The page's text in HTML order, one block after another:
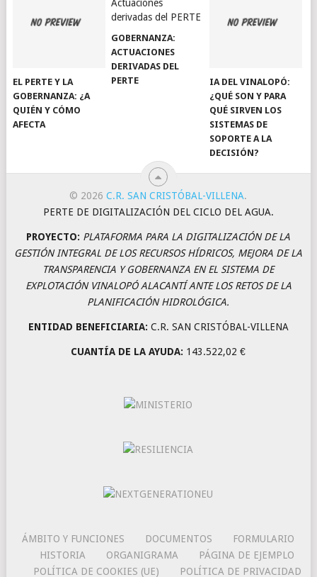
EL PERTE Y LA
GOBERNANZA: ¿A
QUIÉN Y CÓMO
AFECTA
GOBERNANZA:
ACTUACIONES
DERIVADAS DEL
PERTE
IA DEL VINALOPÓ:
¿QUÉ SON Y PARA
QUÉ SIRVEN LOS
SISTEMAS DE
SOPORTE A LA
DECISIÓN?
© 2026C.R. SAN CRISTÓBAL-VILLENA.
PERTE DE DIGITALIZACIÓN DEL CICLO DEL AGUA.
PROYECTO: PLATAFORMA PARA LA DIGITALIZACIÓN DE LA
GESTIÓN INTEGRAL DE LOS RECURSOS HÍDRICOS, MEJORA DE LA
TRANSPARENCIA Y GOBERNANZA EN EL SISTEMA DE
EXPLOTACIÓN VINALOPÓ ALACANTÍ ANTE LOS RETOS DE LA
PLANIFICACIÓN HIDROLÓGICA.
ENTIDAD BENEFICIARIA: C.R. SAN CRISTÓBAL-VILLENA
CUANTÍA DE LA AYUDA: 143.522,02 €
ÁMBITO Y FUNCIONES DOCUMENTOS
FORMULARIO
HISTORIA
ORGANIGRAMA
PÁGINA DE EJEMPLO
POLÍTICA DE COOKIES (UE)
POLÍTICA DE PRIVACIDAD